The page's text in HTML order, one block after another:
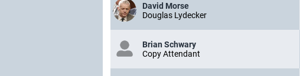
David Morse
Douglas Lydecker
Brian Schwary
Copy Attendant